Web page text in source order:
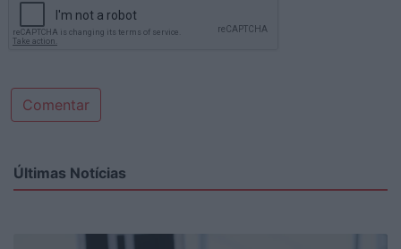
Comentar
Últimas Notícias